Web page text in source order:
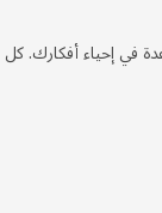
إحياء أفكارك. كل